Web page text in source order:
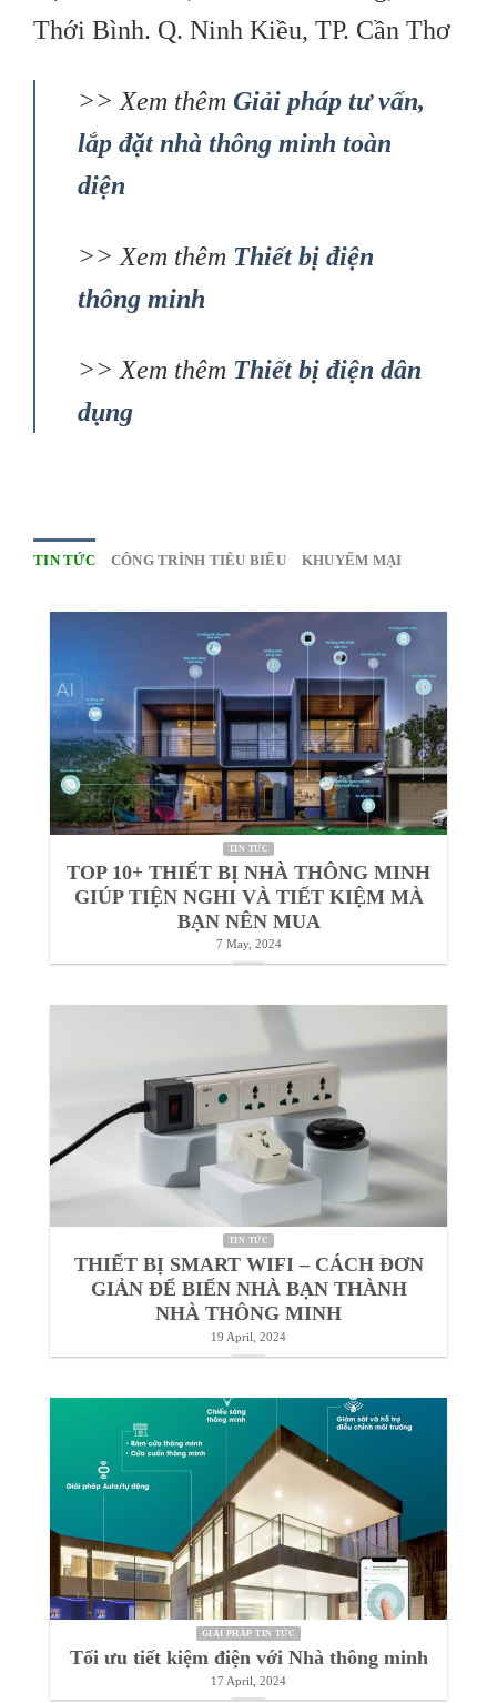
điện nổi tiếng, camera an ninh và giải
pháp cho nhà thông minh, liên hệ
CÔNG TY TNHH CÁP ĐIỆN XANH
Hotline: 0988551739.
Địa chỉ: Số 15, Đinh Tiên Hoàng, P.
Thới Bình. Q. Ninh Kiều, TP. Cần Thơ
>> Xem thêm Giải pháp tư vấn,
lắp đặt nhà thông minh toàn
thông minh
>> Xem thêm Thiết bị điện dân
dụng
TIN TỨC CÔNG TRÌNH TIÊU BIỂU KHUYẾM MẠI
TIN TỨC
TOP 10+ THIẾT BỊ NHÀ THÔNG MINH
GIÚP TIỆN NGHI VÀ TIẾT KIỆM MÀ
BẠN NÊN MUA
TIN TỨC
THIẾT BỊ SMART WIFI – CÁCH ĐƠN
GIẢN ĐỂ BIẾN NHÀ BẠN THÀNH
NHÀ THÔNG MINH
19 April, 2024